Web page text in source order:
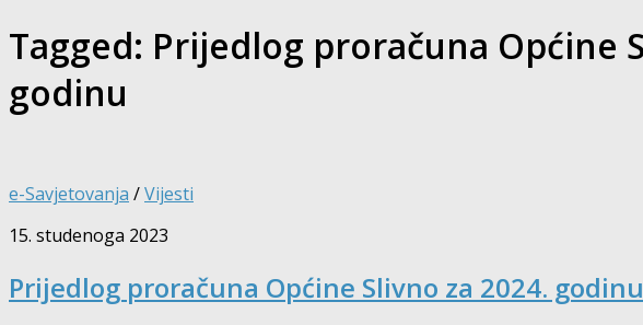
Tagged: Prijedlog proračuna Općine
godinu
e-Savjetovanja /Vijesti
15. studenoga 2023
Prijedlog proračuna Općine Slivno za 2024.